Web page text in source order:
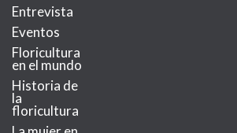
Entrevista
Eventos
Floricultura
en el mundo
Historia de
la
floricultura